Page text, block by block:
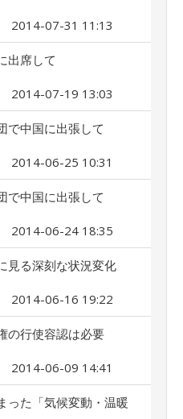
2014-07-31 11:13
出席して
2014-07-19 13:03
で中国に出張して
2014-06-25 10:31
で中国に出張して
2014-06-24 18:35
見る深刻な状況変化
2014-06-16 19:22
の行使容認は必要
2014-06-09 14:41
った「気候変動・温暖